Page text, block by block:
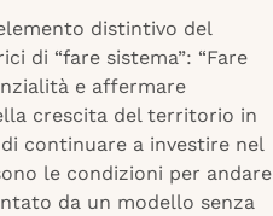
distintivo del
di “fare sistema”: “Fare
e affermare
crescita del territorio in
continuare a investire nel
le condizioni per andare
da un modello senza